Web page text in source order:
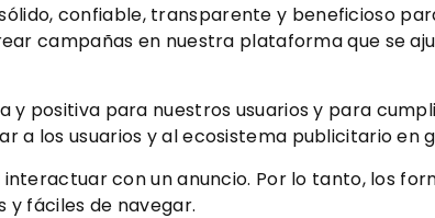
confiable, transparente y beneficioso
campañas en nuestra plataforma que se
positiva para nuestros usuarios y para
los usuarios y al ecosistema publicitario en
con un anuncio. Por lo tanto, los
y fáciles de navegar.